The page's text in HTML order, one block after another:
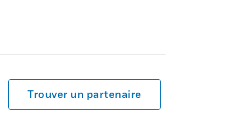
Trouver un partenaire